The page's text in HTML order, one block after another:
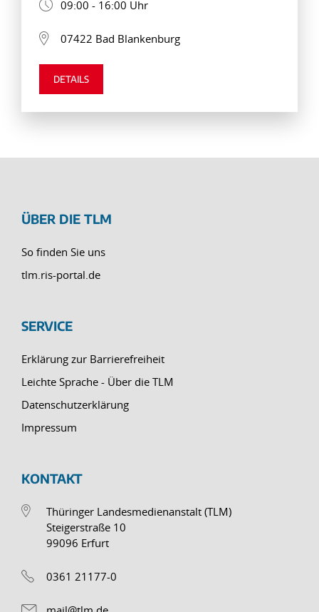
09:00 - 16:00 Uhr
07422 Bad Blankenburg
DETAILS
ÜBER DIE TLM
So finden Sie uns
tlm.ris-portal.de
SERVICE
Erklärung zur Barrierefreiheit
Leichte Sprache - Über die TLM
Datenschutzerklärung
Impressum
KONTAKT
Thüringer Landesmedienanstalt (TLM)
Steigerstraße 10
99096 Erfurt
0361 21177-0